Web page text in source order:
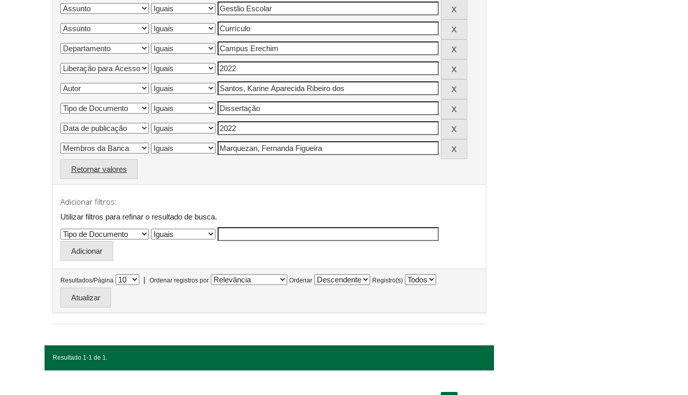
Retornar valores
Adicionar filtros:
Utilizar filtros para refinar o resultado de busca.
Resultados/Página | Ordenar registros por Ordenar Registro(s)
Resultado 1-1 de 1.